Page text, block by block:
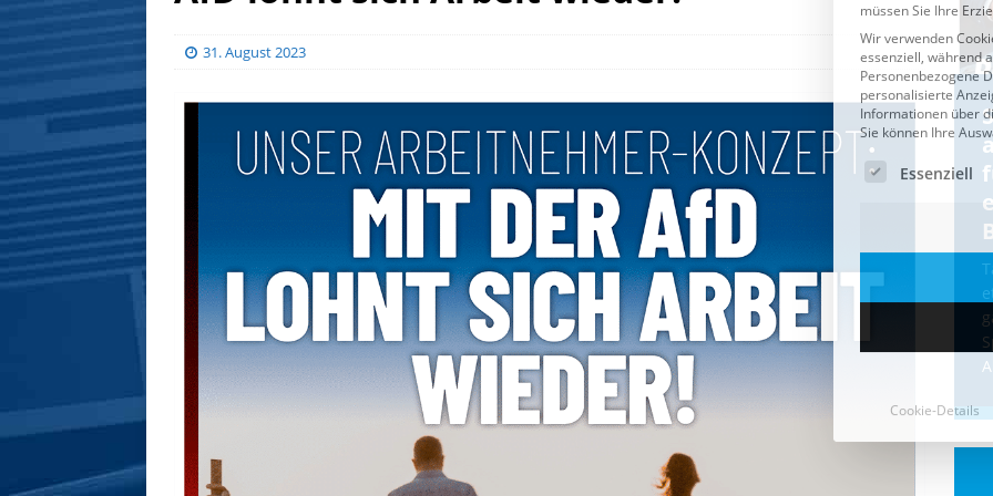
31. August 2023
CDU & Ampel wollen nach
der Wahl wieder Afghanen
einfliegen: Zeit für ein
Asylmoratorium!
Die Bundesregierung und die CDU
halten die Wähler für dumm! Weil die
Stimmung wegen der von Afghanen
verübten Anschläge kippte, wurden die
Flüge vor der[...]
Cookie-Details